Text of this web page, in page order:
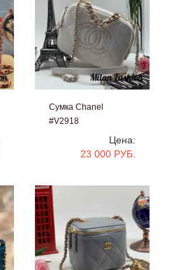
Сумка Chanel
#V2918
Цена:
23 000 РУБ.